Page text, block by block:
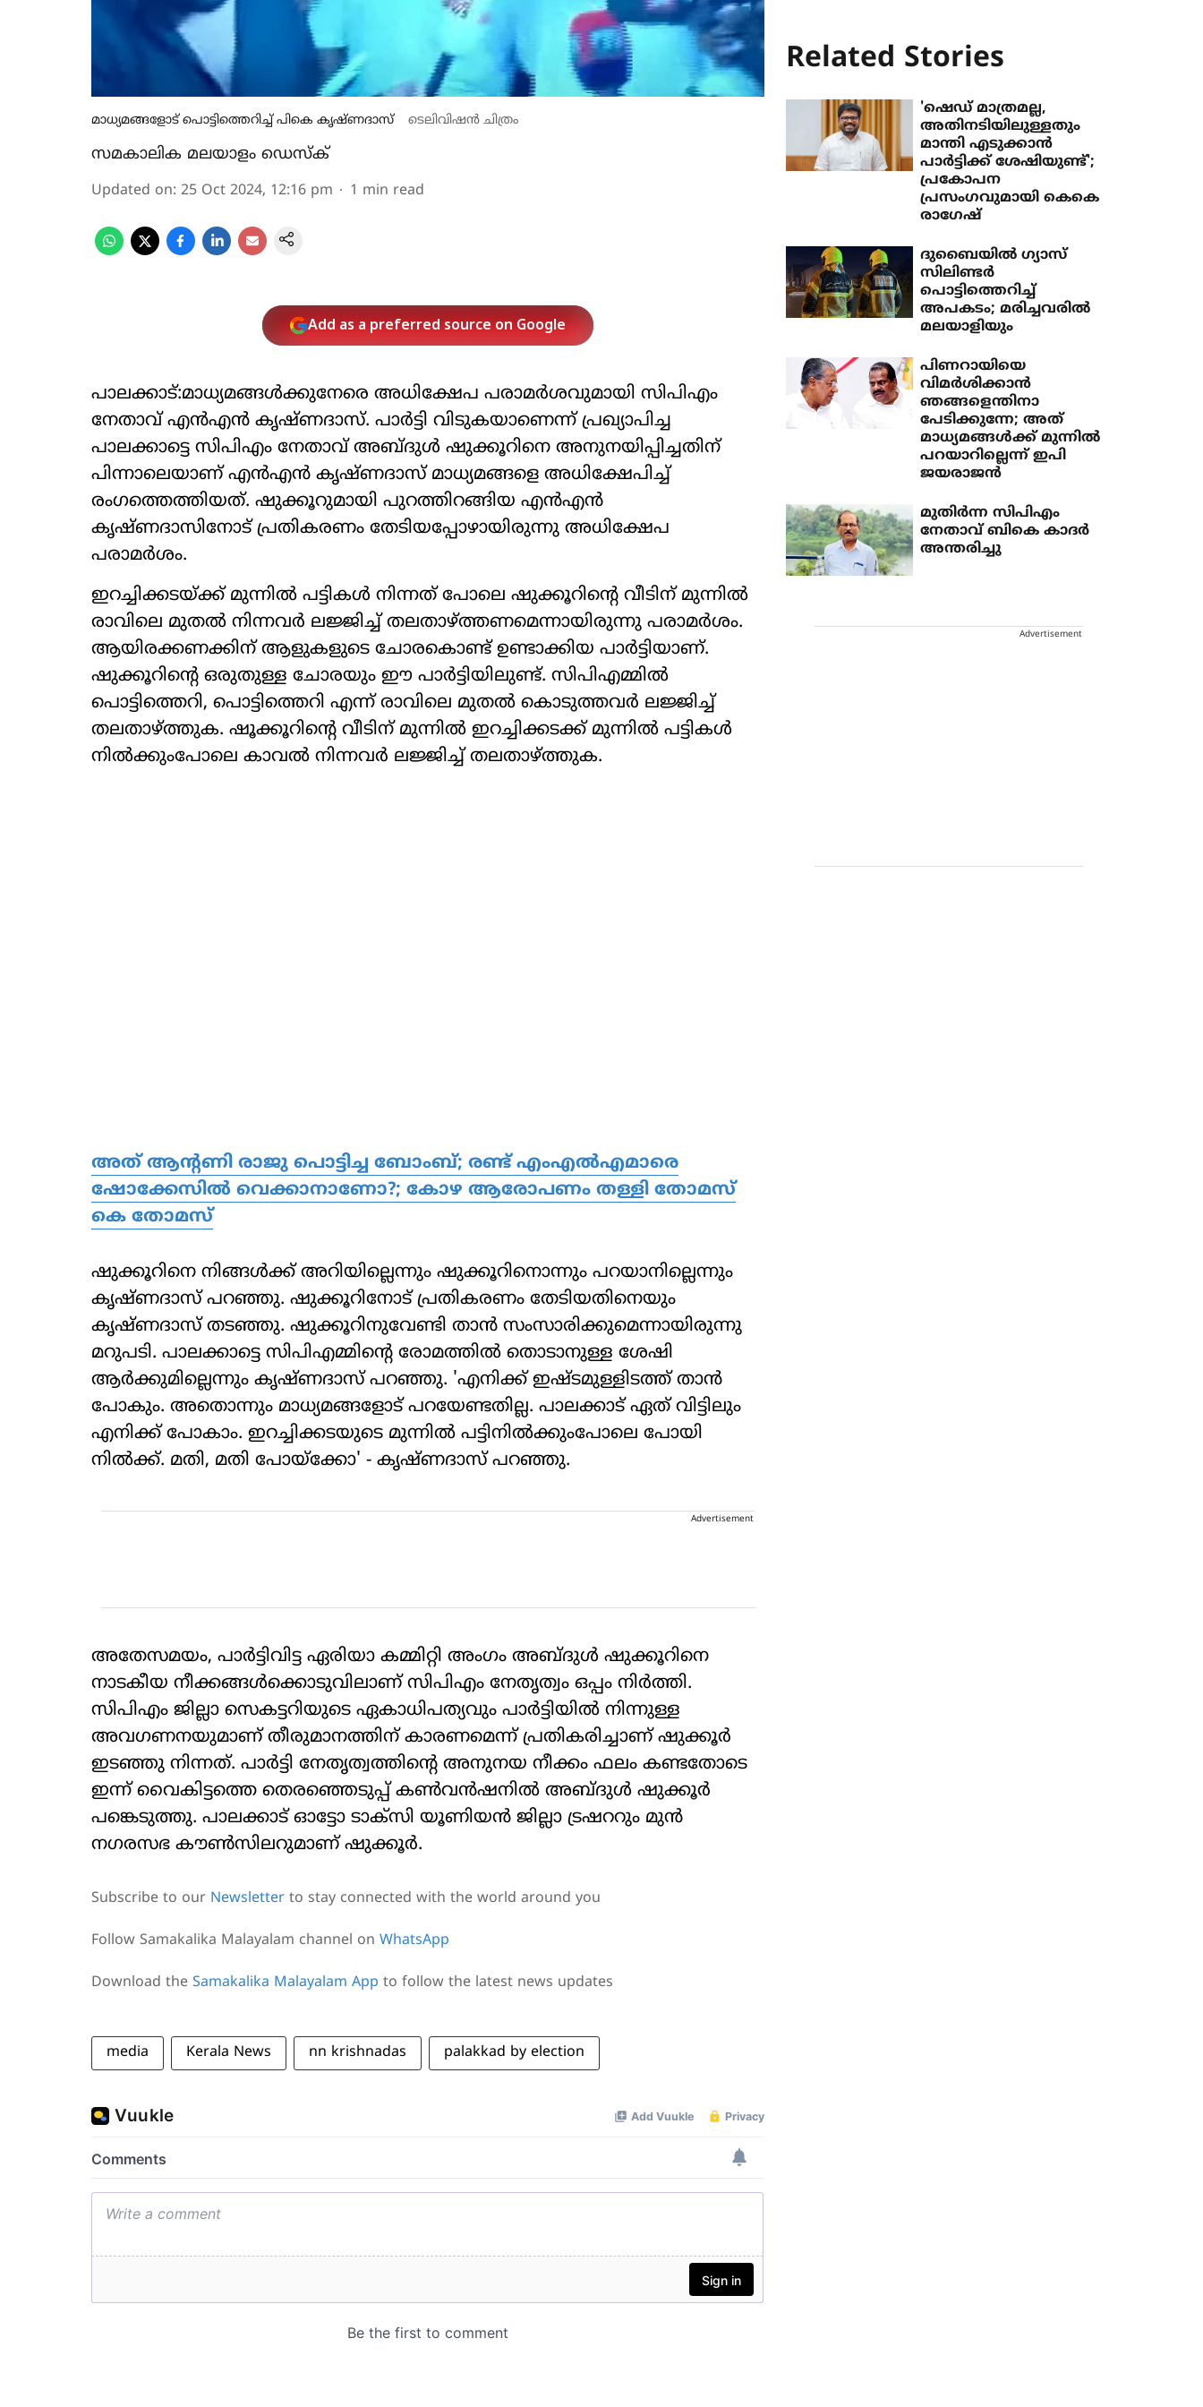
മാധ്യമങ്ങളോട് പൊട്ടിത്തെറിച്ച് പികെ കൃഷ്ണദാസ് ടെലിവിഷന്‍ ചിത്രം
സമകാലിക മലയാളം ഡെസ്ക്
Updated on: 25 Oct 2024, 12:16 pm 1 min read
Add as a preferred source on Google
പാലക്കാട്:മാധ്യമങ്ങള്‍ക്കുനേരെ അധിക്ഷേപ പരാമര്‍ശവുമായി സിപിഎം
നേതാവ് എന്‍എന്‍ കൃഷ്ണദാസ്. പാര്‍ട്ടി വിടുകയാണെന്ന് പ്രഖ്യാപിച്ച
പാലക്കാട്ടെ സിപിഎം നേതാവ് അബ്ദുള്‍ ഷുക്കൂറിനെ അനുനയിപ്പിച്ചതിന്
പിന്നാലെയാണ് എന്‍എന്‍ കൃഷ്ണദാസ് മാധ്യമങ്ങളെ അധിക്ഷേപിച്ച്
രംഗത്തെത്തിയത്. ഷുക്കൂറുമായി പുറത്തിറങ്ങിയ എന്‍എന്‍
കൃഷ്ണദാസിനോട് പ്രതികരണം തേടിയപ്പോഴായിരുന്നു അധിക്ഷേപ
പരാമര്‍ശം.
ഇറച്ചിക്കടയ്ക്ക് മുന്നില്‍ പട്ടികള്‍ നിന്നത് പോലെ ഷുക്കൂറിന്റെ വീടിന് മുന്നില്‍
രാവിലെ മുതല്‍ നിന്നവര്‍ ലജ്ജിച്ച് തലതാഴ്ത്തണമെന്നായിരുന്നു പരാമര്‍ശം.
ആയിരക്കണക്കിന് ആളുകളുടെ ചോരകൊണ്ട് ഉണ്ടാക്കിയ പാര്‍ട്ടിയാണ്.
ഷുക്കൂറിന്റെ ഒരുതുള്ള ചോരയും ഈ പാര്‍ട്ടിയിലുണ്ട്. സിപിഎമ്മില്‍
പൊട്ടിത്തെറി, പൊട്ടിത്തെറി എന്ന് രാവിലെ മുതല്‍ കൊടുത്തവര്‍ ലജ്ജിച്ച്
തലതാഴ്ത്തുക. ഷൂക്കൂറിന്റെ വീടിന് മുന്നില്‍ ഇറച്ചിക്കടക്ക് മുന്നില്‍ പട്ടികള്‍
നില്‍ക്കുംപോലെ കാവല്‍ നിന്നവര്‍ ലജ്ജിച്ച് തലതാഴ്ത്തുക.
അത് ആന്റണി രാജു പൊട്ടിച്ച ബോംബ്; രണ്ട് എംഎല്‍എമാരെ
ഷോക്കേസില്‍ വെക്കാനാണോ?; കോഴ ആരോപണം തള്ളി തോമസ്
കെ തോമസ്
ഷുക്കൂറിനെ നിങ്ങള്‍ക്ക് അറിയില്ലെന്നും ഷുക്കൂറിനൊന്നും പറയാനില്ലെന്നും
കൃഷ്ണദാസ് പറഞ്ഞു. ഷുക്കൂറിനോട് പ്രതികരണം തേടിയതിനെയും
കൃഷ്ണദാസ് തടഞ്ഞു. ഷുക്കൂറിനുവേണ്ടി താന്‍ സംസാരിക്കുമെന്നായിരുന്നു
മറുപടി. പാലക്കാട്ടെ സിപിഎമ്മിന്റെ രോമത്തില്‍ തൊടാനുള്ള ശേഷി
ആര്‍ക്കുമില്ലെന്നും കൃഷ്ണദാസ് പറഞ്ഞു. 'എനിക്ക് ഇഷ്ടമുള്ളിടത്ത് താന്‍
പോകും. അതൊന്നും മാധ്യമങ്ങളോട് പറയേണ്ടതില്ല. പാലക്കാട് ഏത് വിട്ടിലും
എനിക്ക് പോകാം. ഇറച്ചിക്കടയുടെ മുന്നില്‍ പട്ടിനില്‍ക്കുംപോലെ പോയി
നില്‍ക്ക്. മതി, മതി പോയ്‌ക്കോ' - കൃഷ്ണദാസ് പറഞ്ഞു.
Advertisement
അതേസമയം, പാര്‍ട്ടിവിട്ട ഏരിയാ കമ്മിറ്റി അംഗം അബ്ദുള്‍ ഷുക്കൂറിനെ
നാടകീയ നീക്കങ്ങള്‍ക്കൊടുവിലാണ് സിപിഎം നേതൃത്വം ഒപ്പം നിര്‍ത്തി.
സിപിഎം ജില്ലാ സെകട്ടറിയുടെ ഏകാധിപത്യവും പാര്‍ട്ടിയില്‍ നിന്നുള്ള
അവഗണനയുമാണ് തീരുമാനത്തിന് കാരണമെന്ന് പ്രതികരിച്ചാണ് ഷുക്കൂര്‍
ഇടഞ്ഞു നിന്നത്. പാര്‍ട്ടി നേതൃത്വത്തിന്റെ അനുനയ നീക്കം ഫലം കണ്ടതോടെ
ഇന്ന് വൈകിട്ടത്തെ തെരഞ്ഞെടുപ്പ് കണ്‍വന്‍ഷനില്‍ അബ്ദുള്‍ ഷുക്കൂര്‍
പങ്കെടുത്തു. പാലക്കാട് ഓട്ടോ ടാക്‌സി യൂണിയന്‍ ജില്ലാ ട്രഷററും മുന്‍
നഗരസഭ കൗണ്‍സിലറുമാണ് ഷുക്കൂര്‍.
Subscribe to our Newsletter to stay connected with the world around you
Follow Samakalika Malayalam channel on WhatsApp
Download the Samakalika Malayalam App to follow the latest news updates
media Kerala News nn krishnadas palakkad by election
Related Stories
'ഷെഡ് മാത്രമല്ല,
അതിനടിയിലുള്ളതും
മാന്തി എടുക്കാൻ
പാർട്ടിക്ക് ശേഷിയുണ്ട്';
പ്രകോപന
പ്രസംഗവുമായി കെകെ
രാഗേഷ്
ദുബൈയില്‍ ഗ്യാസ്
സിലിണ്ടര്‍
പൊട്ടിത്തെറിച്ച്
അപകടം; മരിച്ചവരില്‍
മലയാളിയും
പിണറായിയെ
വിമര്‍ശിക്കാന്‍
ഞങ്ങളെന്തിനാ
പേടിക്കുന്നേ; അത്
മാധ്യമങ്ങള്‍ക്ക് മുന്നില്‍
പറയാറില്ലെന്ന് ഇപി
ജയരാജന്‍
മുതിര്‍ന്ന സിപിഎം
നേതാവ് ബികെ കാദര്‍
അന്തരിച്ചു
Advertisement